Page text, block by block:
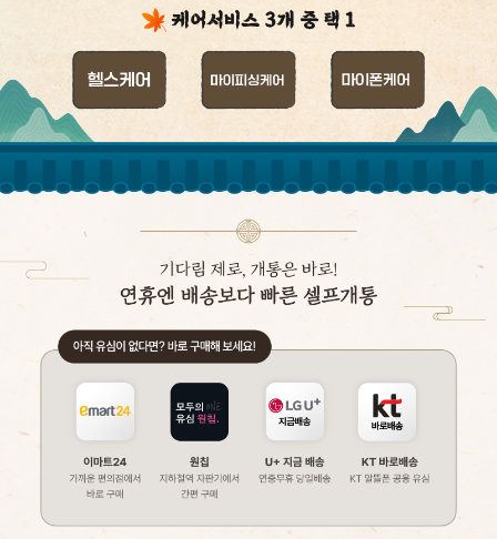
이야기모바일 케어서비스 2탄 마이 안심케어 서비스 출시 기념 이벤
헬스케어 헬스케어(피싱해킹)안심케어(휴대폰보상)
배경이미지